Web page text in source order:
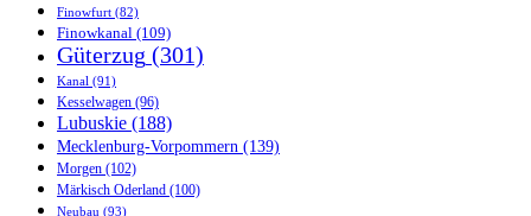
Finowfurt (82)
Finowkanal (109)
Güterzug (301)
Kanal (91)
Kesselwagen (96)
Lubuskie (188)
Mecklenburg-Vorpommern (139)
Morgen (102)
Märkisch Oderland (100)
Neubau (93)